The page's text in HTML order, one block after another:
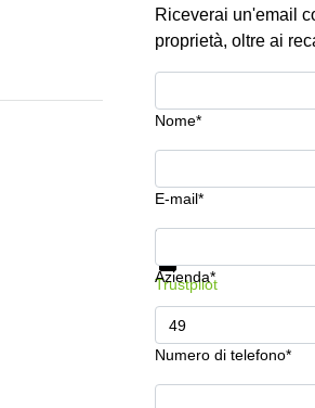
Riceverai un'email
proprietà, oltre ai
Nome*
E-mail*
Azienda*
Numero di telefono*
Mostra prezzi e
Trustpilot